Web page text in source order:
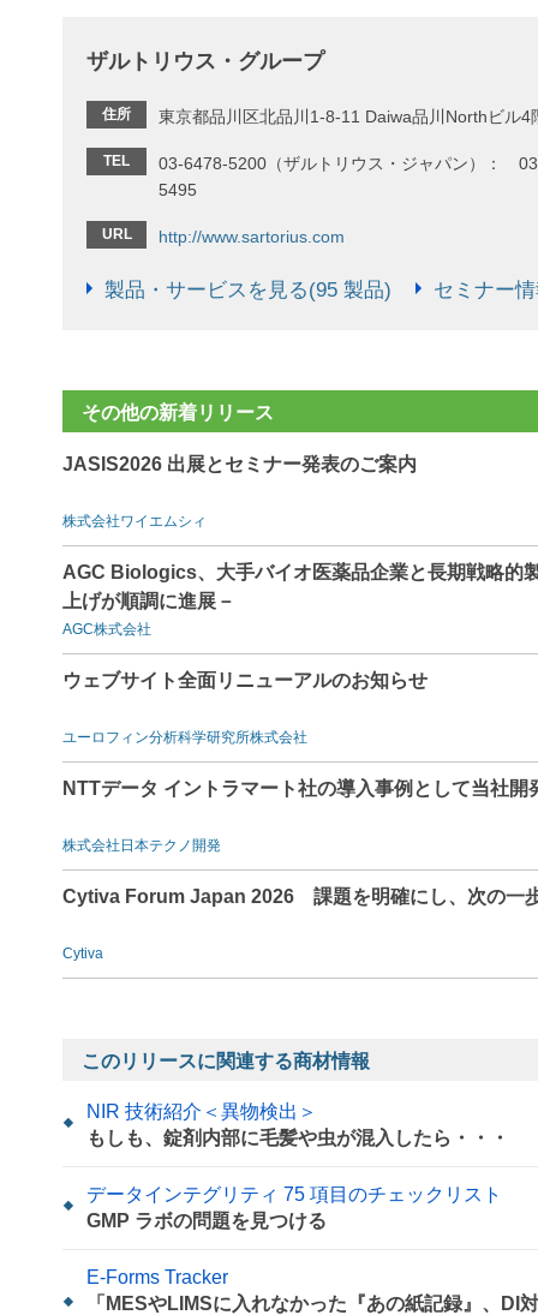
ザルトリウス・グループ
住所 東京都品川区北品川1-8-11 Daiwa品川Northビル4
TEL
03-6478-5200（ザルトリウス・ジャパン）：
5495
URL http://www.sartorius.com
製品・サービスを見る(95 製品) セミナー
その他の新着リリース
JASIS2026 出展とセミナー発表のご案内
株式会社ワイエムシィ
AGC Biologics、大手バイオ医薬品企業と長期戦略
上げが順調に進展－
AGC株式会社
ウェブサイト全面リニューアルのお知らせ
ユーロフィン分析科学研究所株式会社
NTTデータ イントラマート社の導入事例として当社
株式会社日本テクノ開発
Cytiva Forum Japan 2026 課題を明確にし、次の一
Cytiva
このリリースに関連する商材情報
NIR 技術紹介＜異物検出＞
もしも、錠剤内部に毛髪や虫が混入したら・・・
データインテグリティ 75 項目のチェックリスト
GMP ラボの問題を見つける
E-Forms Tracker
「MESやLIMSに入れなかった『あの紙記録』、